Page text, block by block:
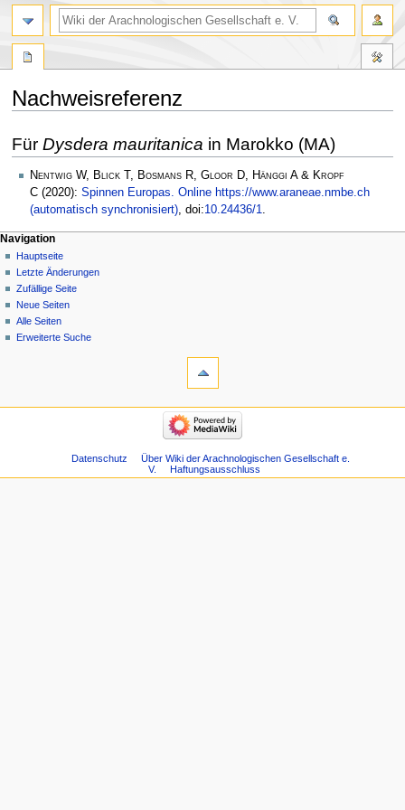
Nachweisreferenz
Navigation
springen
Suche
springen
Für Dysdera mauritanica in Marokko (MA)
Nentwig W, Blick T, Bosmans R, Gloor D, Hänggi A & Kropf
C (2020): Spinnen Europas. Online https://www.araneae.nmbe.ch
(automatisch synchronisiert), doi:10.24436/1.
Navigation
Hauptseite
Letzte Änderungen
Zufällige Seite
Neue Seiten
Alle Seiten
Erweiterte Suche
Datenschutz
Über Wiki der Arachnologischen Gesellschaft e.
V.
Haftungsausschluss